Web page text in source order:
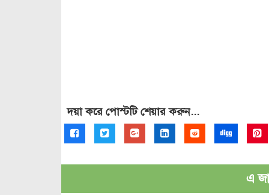
দয়া করে পোস্টটি শেয়ার করুন...
এ